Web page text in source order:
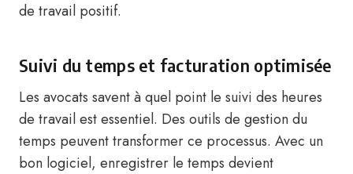
de travail positif.
Suivi du temps et facturation optimisée
Les avocats savent à quel point le suivi des heures
de travail est essentiel. Des outils de gestion du
temps peuvent transformer ce processus. Avec un
bon logiciel, enregistrer le temps devient